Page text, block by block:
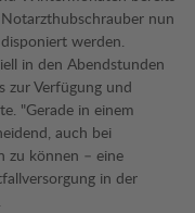
nun
werden.
in den Abendstunden
zur Verfügung und
"Gerade in einem
auch bei
zu können – eine
in der